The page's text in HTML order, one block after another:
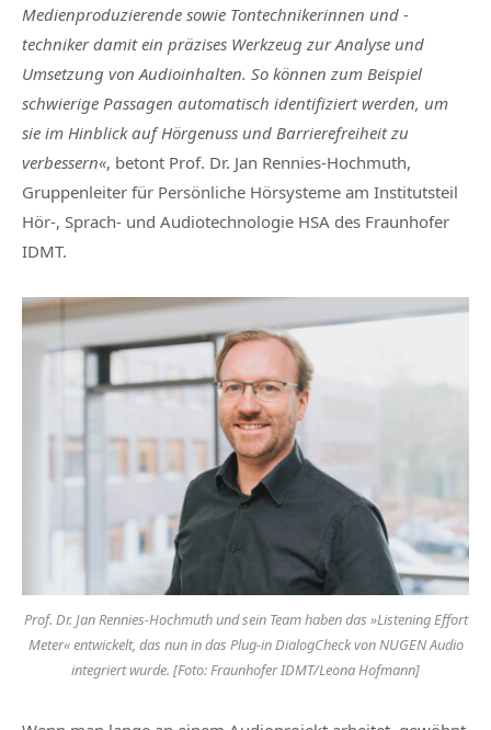
Medienproduzierende sowie Tontechnikerinnen und -
techniker damit ein präzises Werkzeug zur Analyse und
Umsetzung von Audioinhalten. So können zum Beispiel
schwierige Passagen automatisch identifiziert werden, um
sie im Hinblick auf Hörgenuss und Barrierefreiheit zu
verbessern«, betont Prof. Dr. Jan Rennies-Hochmuth,
Gruppenleiter für Persönliche Hörsysteme am Institutsteil
Hör-, Sprach- und Audiotechnologie HSA des Fraunhofer
IDMT.
Prof. Dr. Jan Rennies-Hochmuth und sein Team haben das »Listening Effort
Meter« entwickelt, das nun in das Plug-in DialogCheck von NUGEN Audio
integriert wurde. [Foto: Fraunhofer IDMT/Leona Hofmann]